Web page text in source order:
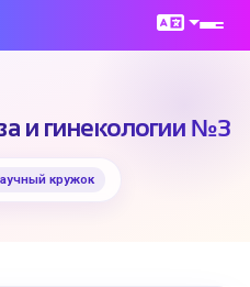
и гинекологии №3
кружок